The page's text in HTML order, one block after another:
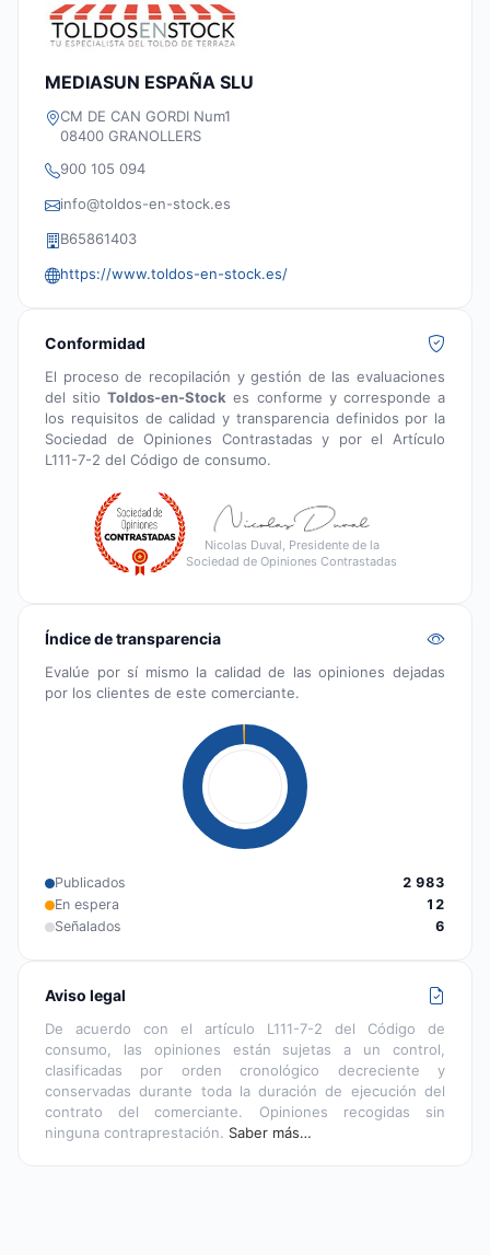
MEDIASUN ESPAÑA SLU
CM DE CAN GORDI Num1
08400 GRANOLLERS
900 105 094
info@toldos-en-stock.es
B65861403
https://www.toldos-en-stock.es/
Conformidad
El proceso de recopilación y gestión de las evaluaciones
del sitioToldos-en-Stock es conforme y corresponde a
los requisitos de calidad y transparencia definidos por la
Sociedad de Opiniones Contrastadas y por el Artículo
L111-7-2 del Código de consumo.
Nicolas Duval, Presidente de la
Sociedad de Opiniones Contrastadas
Índice de transparencia
Evalúe por sí mismo la calidad de las opiniones dejadas
por los clientes de este comerciante.
Publicados
2 983
En espera
12
Señalados
6
Aviso legal
De acuerdo con el artículo L111-7-2 del Código de
consumo, las opiniones están sujetas a un control,
clasificadas por orden cronológico decreciente y
conservadas durante toda la duración de ejecución del
contrato del comerciante. Opiniones recogidas sin
ninguna contraprestación. Saber más…